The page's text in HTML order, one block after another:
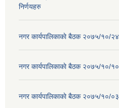
निर्णयहरु
नगर कार्यपालिकाकाे बैठक २०७५/१०/२४
नगर कार्यपालिकाकाे बैठक २०७५/१०/१०
नगर कार्यपालिकाकाे बैठक २०७५/१०/०३